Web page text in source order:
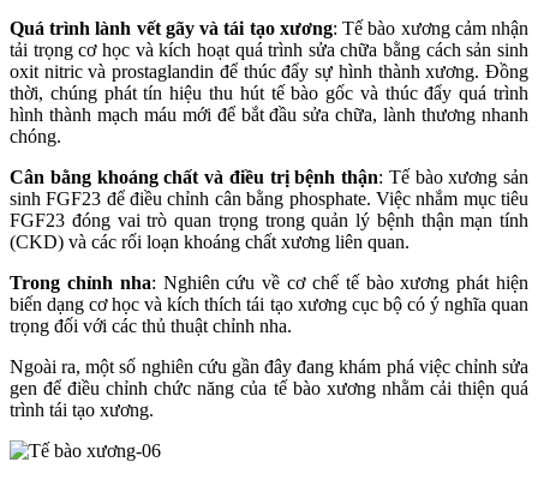
Quá trình lành vết gãy và tái tạo xương: Tế bào xương cảm nhận
tải trọng cơ học và kích hoạt quá trình sửa chữa bằng cách sản sinh
oxit nitric và prostaglandin để thúc đẩy sự hình thành xương. Đồng
thời, chúng phát tín hiệu thu hút tế bào gốc và thúc đẩy quá trình
hình thành mạch máu mới để bắt đầu sửa chữa, lành thương nhanh
chóng.
Cân bằng khoáng chất và điều trị bệnh thận: Tế bào xương sản
sinh FGF23 để điều chỉnh cân bằng phosphate. Việc nhắm mục tiêu
FGF23 đóng vai trò quan trọng trong quản lý bệnh thận mạn tính
(CKD) và các rối loạn khoáng chất xương liên quan.
Trong chỉnh nha: Nghiên cứu về cơ chế tế bào xương phát hiện
biến dạng cơ học và kích thích tái tạo xương cục bộ có ý nghĩa quan
trọng đối với các thủ thuật chỉnh nha.
Ngoài ra, một số nghiên cứu gần đây đang khám phá việc chỉnh sửa
gen để điều chỉnh chức năng của tế bào xương nhằm cải thiện quá
trình tái tạo xương.